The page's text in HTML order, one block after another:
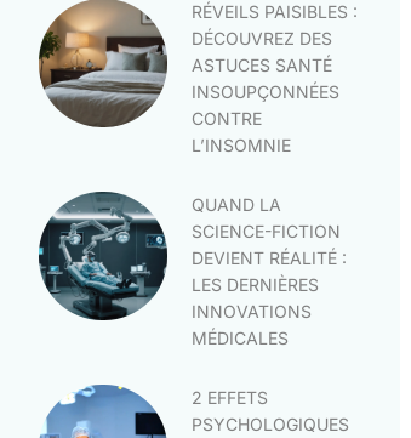
RÉVEILS PAISIBLES :
DÉCOUVREZ DES
ASTUCES SANTÉ
INSOUPÇONNÉES
CONTRE
L’INSOMNIE
QUAND LA
SCIENCE-FICTION
DEVIENT RÉALITÉ :
LES DERNIÈRES
INNOVATIONS
MÉDICALES
2 EFFETS
PSYCHOLOGIQUES